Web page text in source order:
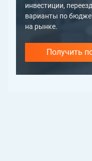
инвестиции,
варианты по
на рынке.
Получить